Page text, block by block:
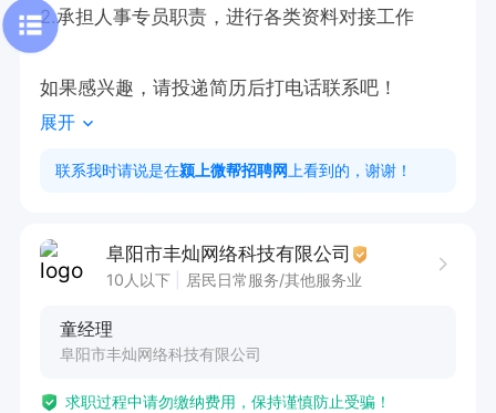
2.承担人事专员职责，进行各类资料对接工作
如果感兴趣，请投递简历后打电话联系吧！
展开
联系我时请说是在颍上微帮招聘网 上看到的，谢谢！
阜阳市丰灿网络科技有限公司
10人以下 居民日常服务/其他服务业
童经理
阜阳市丰灿网络科技有限公司
求职过程中请勿缴纳费用，保持谨慎防止受骗！